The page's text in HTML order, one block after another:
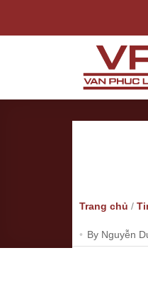
Trang chủ /
By Nguyễn